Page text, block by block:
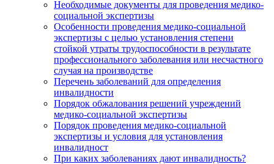
Необходимые документы для проведения медико-
социальной экспертизы
Особенности проведения медико-социальной
экспертизы с целью установления степени
стойкой утраты трудоспособности в результате
профессионального заболевания или несчастного
случая на производстве
Перечень заболеваний для определения
инвалидности
Порядок обжалования решений учреждений
медико-социальной экспертизы
Порядок проведения медико-социальной
экспертизы и условия для установления
инвалидност
При каких заболеваниях дают инвалидность?